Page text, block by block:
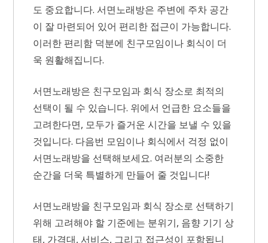
도 중요합니다. 서면노래방은 주변에 주차 공간
이 잘 마련되어 있어 편리한 접근이 가능합니다.
이러한 편리함 덕분에 친구모임이나 회식이 더
욱 원활해집니다.
서면노래방은 친구모임과 회식 장소로 최적의
선택이 될 수 있습니다. 위에서 언급한 요소들을
고려한다면, 모두가 즐거운 시간을 보낼 수 있을
것입니다. 다음번 모임이나 회식에서 걱정 없이
서면노래방을 선택해보세요. 여러분의 소중한
순간을 더욱 특별하게 만들어 줄 것입니다!
서면노래방을 친구모임과 회식 장소로 선택하기
위해 고려해야 할 기준에는 분위기, 음향 기기 상
태, 가격대, 서비스, 그리고 접근성이 포함됩니